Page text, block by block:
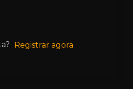
Registrar agora